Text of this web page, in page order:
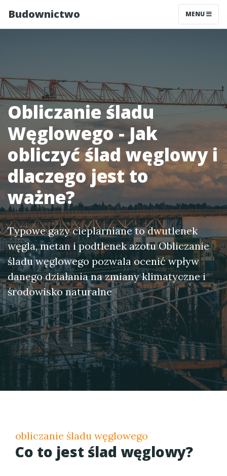
Budownictwo MENU
Obliczanie śladu
Węglowego - Jak
obliczyć ślad węglowy i
dlaczego jest to
ważne?
Typowe gazy cieplarniane to dwutlenek
węgla, metan i podtlenek azotu Obliczanie
śladu węglowego pozwala ocenić wpływ
danego działania na zmiany klimatyczne i
środowisko naturalne
obliczanie śladu węglowego
Co to jest ślad węglowy?